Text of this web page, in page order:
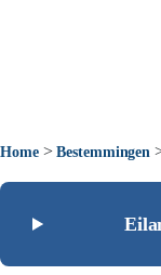
Home>Bestemmingen